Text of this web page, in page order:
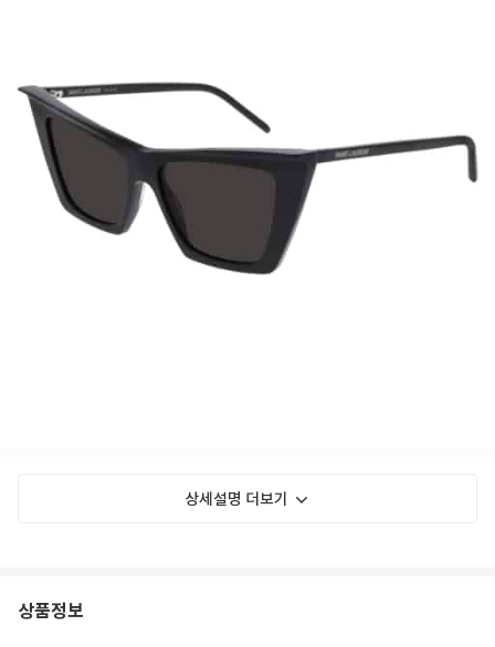
상세설명 더보기
상품정보